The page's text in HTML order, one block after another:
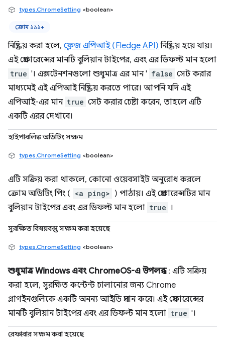
types.ChromeSetting <boolean>
ক্রোম ১১১+
নিষ্ক্রিয় করা হলে, ফ্লেজ এপিআই (Fledge API) নিষ্ক্রিয় হয়ে যায়।
এই প্রেফারেন্সের মানটি বুলিয়ান টাইপের, এবং এর ডিফল্ট মান হলো
true '। এক্সটেনশনগুলো শুধুমাত্র এর মান ' false সেট করার
মাধ্যমেই এই এপিআই নিষ্ক্রিয় করতে পারে। আপনি যদি এই
এপিআই-এর মান true সেট করার চেষ্টা করেন, তাহলে এটি
একটি এরর দেখাবে।
হাইপারলিঙ্ক অডিটিং সক্ষম
types.ChromeSetting <boolean>
এটি সক্রিয় করা থাকলে, কোনো ওয়েবসাইট অনুরোধ করলে
ক্রোম অডিটিং পিং ( <a ping> ) পাঠায়। এই প্রেফারেন্সটির মান
বুলিয়ান টাইপের এবং এর ডিফল্ট মান হলো true ।
সুরক্ষিত বিষয়বস্তু সক্ষম করা হয়েছে
types.ChromeSetting <boolean>
শুধুমাত্র Windows এবং ChromeOS-এ উপলব্ধ: এটি সক্রিয়
করা হলে, সুরক্ষিত কন্টেন্ট চালানোর জন্য Chrome
প্লাগইনগুলিকে একটি অনন্য আইডি প্রদান করে। এই প্রেফারেন্সের
মানটি বুলিয়ান টাইপের এবং এর ডিফল্ট মান হলো true '।
রেফারার সক্ষম করা হয়েছে